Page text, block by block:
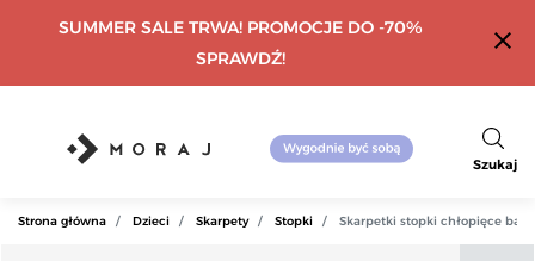
SUMMER SALE TRWA! PROMOCJE DO -70%
SPRAWDŹ!
close
Szukaj
Strona główna Dzieci Skarpety Stopki Skarpetki stopki chłopięce